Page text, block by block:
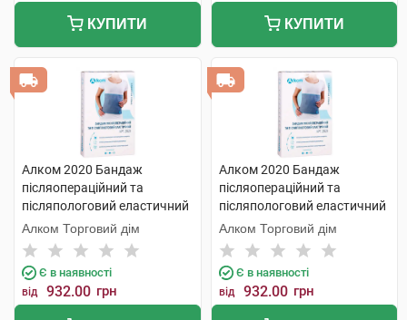
КУПИТИ КУПИТИ
Алком 2020 Бандаж
післяопераційний та
післяпологовий еластичний
розмір 4 1 шт
Алком Торговий дім
Є в наявності
від 932.00 грн
Алком 2020 Бандаж
післяопераційний та
післяпологовий еластичний
розмір 2 1 шт
Алком Торговий дім
Є в наявності
від 932.00 грн